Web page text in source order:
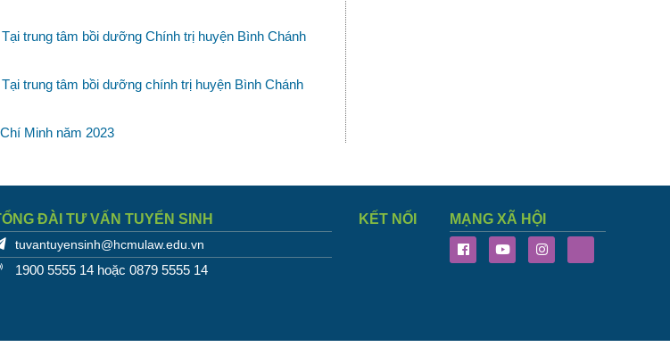
trung tâm bồi dưỡng Chính trị huyện Bình Chánh
trung tâm bồi dưỡng chính trị huyện Bình Chánh
Minh năm 2023
ĐÀI TƯ VẤN TUYỂN SINH
tuvantuyensinh@hcmulaw.edu.vn
1900 5555 14 hoặc 0879 5555 14
KẾT NỐI MẠNG XÃ HỘI